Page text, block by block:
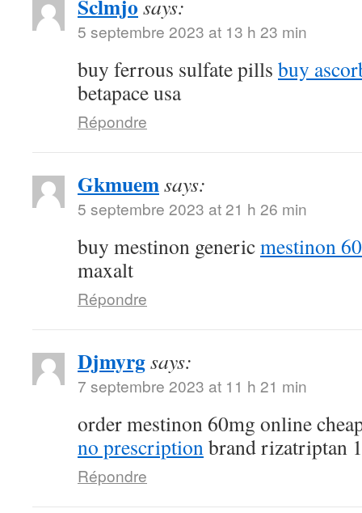
Sclmjo says:
5 septembre 2023 at 13 h 23 min
buy ferrous sulfate pills buy
betapace usa
Répondre
Gkmuemsays:
5 septembre 2023 at 21 h 26 min
buy mestinon genericmestinon
maxalt
Répondre
Djmyrgsays:
7 septembre 2023 at 11 h 21 min
order mestinon 60mg online
no prescriptionbrand rizatriptan
Répondre